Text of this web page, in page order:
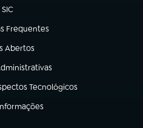
SIC
(abre em nova aba)
Frequentes
aba)
Abertos
nova aba)
aba)
Tecnológicos
nova aba)